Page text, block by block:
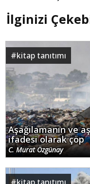
İlginizi
#kitap tanıtımı
Aşağılamanın ve
ifadesi olarak çöp
C. Murat Özgünay
#kitap tanıtımı